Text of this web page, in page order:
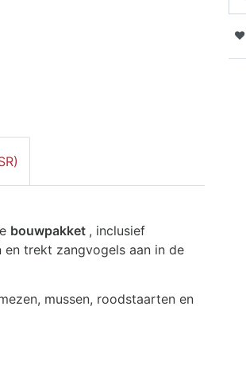
bouwpakket , inclusief
en trekt zangvogels aan in de
mussen, roodstaarten en